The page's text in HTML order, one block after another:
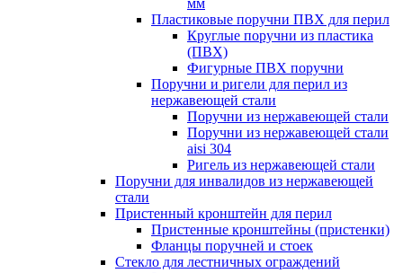
мм
Пластиковые поручни ПВХ для перил
Круглые поручни из пластика
(ПВХ)
Фигурные ПВХ поручни
Поручни и ригели для перил из
нержавеющей стали
Поручни из нержавеющей стали
Поручни из нержавеющей стали
aisi 304
Ригель из нержавеющей стали
Поручни для инвалидов из нержавеющей
стали
Пристенный кронштейн для перил
Пристенные кронштейны (пристенки)
Фланцы поручней и стоек
Стекло для лестничных ограждений